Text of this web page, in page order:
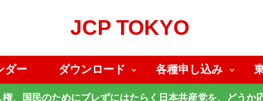
JCP TOKYO
ダー ダウンロード 各種申し込み
権、国民のためにブレずにはたらく日本共産党を、どうか